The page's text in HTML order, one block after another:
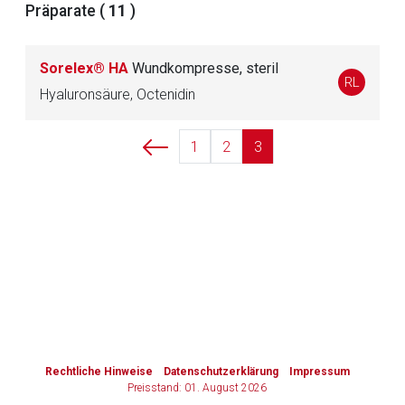
Präparate ( 11 )
Sorelex® HA Wundkompresse, steril
Hyaluronsäure, Octenidin
RL
1 2 3
Rechtliche Hinweise Datenschutzerklärung
Impressum
Preisstand: 01. August 2026